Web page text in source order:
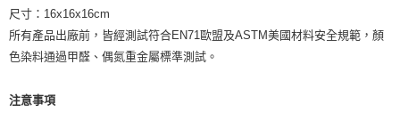
尺寸：16x16x16cm
所有產品出廠前，皆經測試符合EN71歐盟及ASTM美國材料安全規範，顏
色染料通過甲醛、偶氮重金屬標準測試。
注意事項